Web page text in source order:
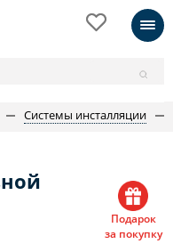
Системы инсталляции
Подарок
за покупку